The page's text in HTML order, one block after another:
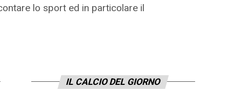
lo sport ed in particolare il
IL CALCIO DEL GIORNO